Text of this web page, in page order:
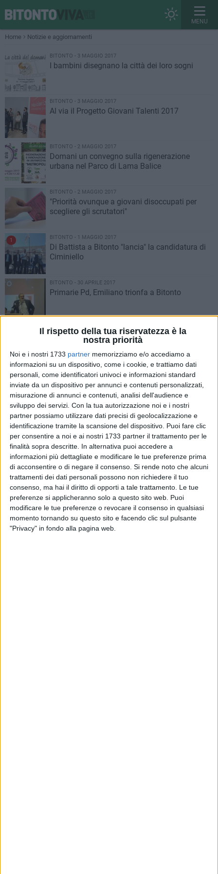
Il rispetto della tua riservatezza è la
nostra priorità
Noi e i nostri 1733 partner memorizziamo e/o accediamo a
informazioni su un dispositivo, come i cookie, e trattiamo dati
personali, come identificatori univoci e informazioni standard
inviate da un dispositivo per annunci e contenuti personalizzati,
misurazione di annunci e contenuti, analisi dell'audience e
sviluppo dei servizi. Con la tua autorizzazione noi e i nostri
partner possiamo utilizzare dati precisi di geolocalizzazione e
identificazione tramite la scansione del dispositivo. Puoi fare clic
per consentire a noi e ai nostri 1733 partner il trattamento per le
finalità sopra descritte. In alternativa puoi accedere a
informazioni più dettagliate e modificare le tue preferenze prima
di acconsentire o di negare il consenso. Si rende noto che alcuni
trattamenti dei dati personali possono non richiedere il tuo
consenso, ma hai il diritto di opporti a tale trattamento. Le tue
preferenze si applicheranno solo a questo sito web. Puoi
modificare le tue preferenze o revocare il consenso in qualsiasi
momento tornando su questo sito e facendo clic sul pulsante
"Privacy" in fondo alla pagina web.
MENU
Home Notizie e aggiornamenti
BITONTO - 3 MAGGIO 2017
I bambini disegnano la città dei loro sogni
BITONTO - 3 MAGGIO 2017
Al via il Progetto Giovani Talenti 2017
BITONTO - 2 MAGGIO 2017
Domani un convegno sulla rigenerazione
urbana nel Parco di Lama Balice
BITONTO - 2 MAGGIO 2017
"Priorità ovunque a giovani disoccupati per
scegliere gli scrutatori"
1 BITONTO - 1 MAGGIO 2017
Di Battista a Bitonto "lancia" la candidatura di
Ciminiello
BITONTO - 30 APRILE 2017
Primarie Pd, Emiliano trionfa a Bitonto
BITONTO - 30 APRILE 2017
Primarie Pd con polemiche
BITONTO - 30 APRILE 2017
All That Jazz quartet stasera al Torrione
Angioino
BITONTO - 30 APRILE 2017
La Commedia degli Equivoci in scena al
Traetta
4 BITONTO - 30 APRILE 2017
Coppia di Bitonto arrestata a Palagianello per
estorsione
BITONTO - 30 APRILE 2017
Sannicandro apre una "bottega" per diventare
sindaco